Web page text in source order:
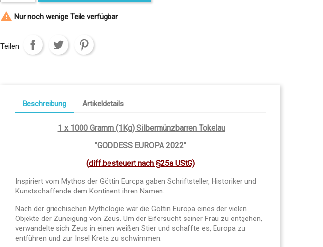
 Nur noch wenige Teile verfügbar
Teilen
Beschreibung Artikeldetails
1 x 1000 Gramm (1Kg) Silbermünzbarren Tokelau
"GODDESS EUROPA 2022"
(diff.besteuert nach §25a UStG)
Inspiriert vom Mythos der Göttin Europa gaben Schriftsteller, Historiker und
Kunstschaffende dem Kontinent ihren Namen.
Nach der griechischen Mythologie war die Göttin Europa eines der vielen
Objekte der Zuneigung von Zeus. Um der Eifersucht seiner Frau zu entgehen,
verwandelte sich Zeus in einen weißen Stier und schaffte es, Europa zu
entführen und zur Insel Kreta zu schwimmen.